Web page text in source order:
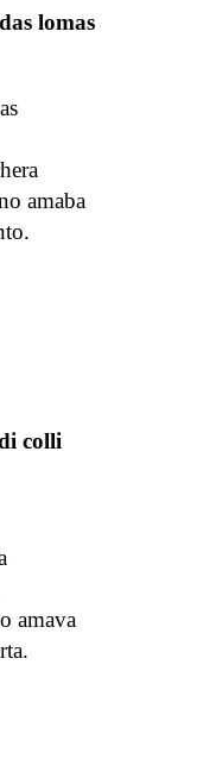
lomas
amaba
colli
amava